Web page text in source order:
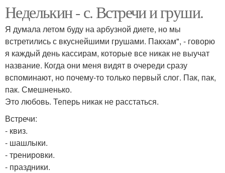
Неделькин - с. Встречи и груши.
Я думала летом буду на арбузной диете, но мы
встретились с вкуснейшими грушами. Пакхам", - говорю
я каждый день кассирам, которые все никак не выучат
название. Когда они меня видят в очереди сразу
вспоминают, но почему-то только первый слог. Пак, пак,
пак. Смешненько.
Это любовь. Теперь никак не расстаться.
Встречи:
- квиз.
- шашлыки.
- тренировки.
- праздники.